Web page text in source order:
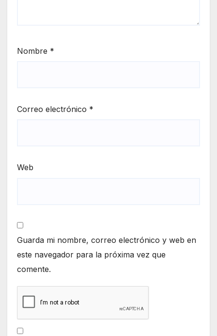
Nombre *
Correo electrónico *
Web
Guarda mi nombre, correo electrónico y web en
este navegador para la próxima vez que
comente.